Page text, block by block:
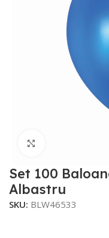
Set 100
Albastru
SKU: BLW46533